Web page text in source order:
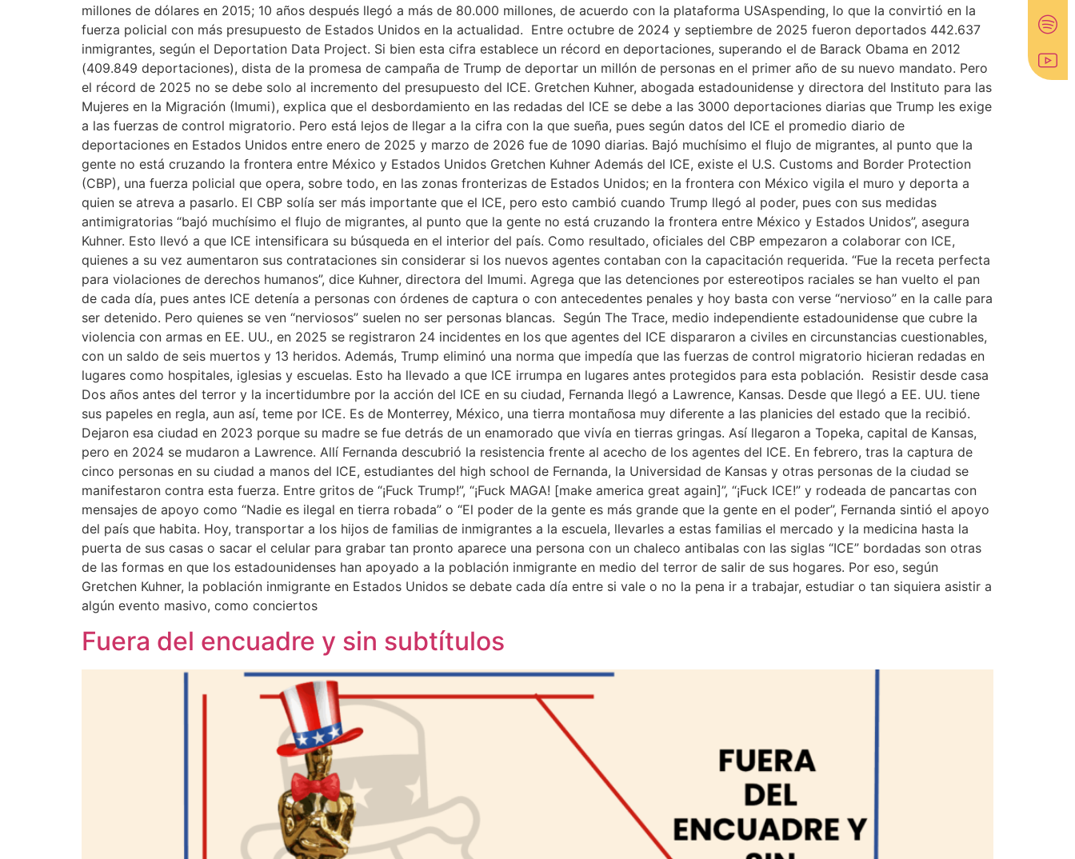
millones de dólares en 2015; 10 años después llegó a más de 80.000 millones, de acuerdo con la plataforma USAspending, lo que la convirtió en la
fuerza policial con más presupuesto de Estados Unidos en la actualidad. Entre octubre de 2024 y septiembre de 2025 fueron deportados 442.637
inmigrantes, según el Deportation Data Project. Si bien esta cifra establece un récord en deportaciones, superando el de Barack Obama en 2012
(409.849 deportaciones), dista de la promesa de campaña de Trump de deportar un millón de personas en el primer año de su nuevo mandato. Pero
el récord de 2025 no se debe solo al incremento del presupuesto del ICE. Gretchen Kuhner, abogada estadounidense y directora del Instituto para las
Mujeres en la Migración (Imumi), explica que el desbordamiento en las redadas del ICE se debe a las 3000 deportaciones diarias que Trump les exige
a las fuerzas de control migratorio. Pero está lejos de llegar a la cifra con la que sueña, pues según datos del ICE el promedio diario de
deportaciones en Estados Unidos entre enero de 2025 y marzo de 2026 fue de 1090 diarias. Bajó muchísimo el flujo de migrantes, al punto que la
gente no está cruzando la frontera entre México y Estados Unidos Gretchen Kuhner Además del ICE, existe el U.S. Customs and Border Protection
(CBP), una fuerza policial que opera, sobre todo, en las zonas fronterizas de Estados Unidos; en la frontera con México vigila el muro y deporta a
quien se atreva a pasarlo. El CBP solía ser más importante que el ICE, pero esto cambió cuando Trump llegó al poder, pues con sus medidas
antimigratorias “bajó muchísimo el flujo de migrantes, al punto que la gente no está cruzando la frontera entre México y Estados Unidos”, asegura
Kuhner. Esto llevó a que ICE intensificara su búsqueda en el interior del país. Como resultado, oficiales del CBP empezaron a colaborar con ICE,
quienes a su vez aumentaron sus contrataciones sin considerar si los nuevos agentes contaban con la capacitación requerida. “Fue la receta perfecta
para violaciones de derechos humanos”, dice Kuhner, directora del Imumi. Agrega que las detenciones por estereotipos raciales se han vuelto el pan
de cada día, pues antes ICE detenía a personas con órdenes de captura o con antecedentes penales y hoy basta con verse “nervioso” en la calle para
ser detenido. Pero quienes se ven “nerviosos” suelen no ser personas blancas. Según The Trace, medio independiente estadounidense que cubre la
violencia con armas en EE. UU., en 2025 se registraron 24 incidentes en los que agentes del ICE dispararon a civiles en circunstancias cuestionables,
con un saldo de seis muertos y 13 heridos. Además, Trump eliminó una norma que impedía que las fuerzas de control migratorio hicieran redadas en
lugares como hospitales, iglesias y escuelas. Esto ha llevado a que ICE irrumpa en lugares antes protegidos para esta población. Resistir desde casa
Dos años antes del terror y la incertidumbre por la acción del ICE en su ciudad, Fernanda llegó a Lawrence, Kansas. Desde que llegó a EE. UU. tiene
sus papeles en regla, aun así, teme por ICE. Es de Monterrey, México, una tierra montañosa muy diferente a las planicies del estado que la recibió.
Dejaron esa ciudad en 2023 porque su madre se fue detrás de un enamorado que vivía en tierras gringas. Así llegaron a Topeka, capital de Kansas,
pero en 2024 se mudaron a Lawrence. Allí Fernanda descubrió la resistencia frente al acecho de los agentes del ICE. En febrero, tras la captura de
cinco personas en su ciudad a manos del ICE, estudiantes del high school de Fernanda, la Universidad de Kansas y otras personas de la ciudad se
manifestaron contra esta fuerza. Entre gritos de “¡Fuck Trump!”, “¡Fuck MAGA! [make america great again]”, “¡Fuck ICE!” y rodeada de pancartas con
mensajes de apoyo como “Nadie es ilegal en tierra robada” o “El poder de la gente es más grande que la gente en el poder”, Fernanda sintió el apoyo
del país que habita. Hoy, transportar a los hijos de familias de inmigrantes a la escuela, llevarles a estas familias el mercado y la medicina hasta la
puerta de sus casas o sacar el celular para grabar tan pronto aparece una persona con un chaleco antibalas con las siglas “ICE” bordadas son otras
de las formas en que los estadounidenses han apoyado a la población inmigrante en medio del terror de salir de sus hogares. Por eso, según
Gretchen Kuhner, la población inmigrante en Estados Unidos se debate cada día entre si vale o no la pena ir a trabajar, estudiar o tan siquiera asistir a
algún evento masivo, como conciertos
Fuera del encuadre y sin subtítulos